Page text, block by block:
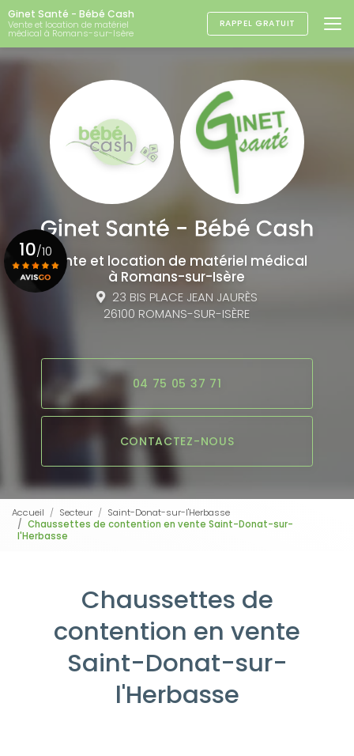
Aller
au
contenu
principal
Ginet Santé - Bébé Cash
Vente et location de matériel
médical à Romans-sur-Isère
RAPPEL GRATUIT
Vente et location de matériel médical
à Romans-sur-Isère
23 BIS PLACE JEAN JAURÈS
26100 ROMANS-SUR-ISÈRE
04 75 05 37 71
CONTACTEZ-NOUS
10/10
Accueil Secteur
Saint-Donat-sur-l'Herbasse
Chaussettes de contention en vente Saint-Donat-sur-
l'Herbasse
Chaussettes de
contention en vente
Saint-Donat-sur-
l'Herbasse